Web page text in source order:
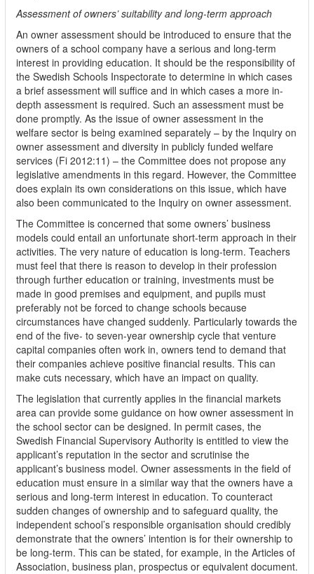
Assessment of owners’ suitability and long-term approach
An owner assessment should be introduced to ensure that the
owners of a school company have a serious and long-term
interest in providing education. It should be the responsibility of
the Swedish Schools Inspectorate to determine in which cases
a brief assessment will suffice and in which cases a more in-
depth assessment is required. Such an assessment must be
done promptly. As the issue of owner assessment in the
welfare sector is being examined separately – by the Inquiry on
owner assessment and diversity in publicly funded welfare
services (Fi 2012:11) – the Committee does not propose any
legislative amendments in this regard. However, the Committee
does explain its own considerations on this issue, which have
also been communicated to the Inquiry on owner assessment.
The Committee is concerned that some owners’ business
models could entail an unfortunate short-term approach in their
activities. The very nature of education is long-term. Teachers
must feel that there is reason to develop in their profession
through further education or training, investments must be
made in good premises and equipment, and pupils must
preferably not be forced to change schools because
circumstances have changed suddenly. Particularly towards the
end of the five- to seven-year ownership cycle that venture
capital companies often work in, owners tend to demand that
their companies achieve positive financial results. This can
make cuts necessary, which have an impact on quality.
The legislation that currently applies in the financial markets
area can provide some guidance on how owner assessment in
the school sector can be designed. In permit cases, the
Swedish Financial Supervisory Authority is entitled to view the
applicant’s reputation in the sector and scrutinise the
applicant’s business model. Owner assessments in the field of
education must ensure in a similar way that the owners have a
serious and long-term interest in education. To counteract
sudden changes of ownership and to safeguard quality, the
independent school’s responsible organisation should credibly
demonstrate that the owners’ intention is for their ownership to
be long-term. This can be stated, for example, in the Articles of
Association, business plan, prospectus or equivalent document.